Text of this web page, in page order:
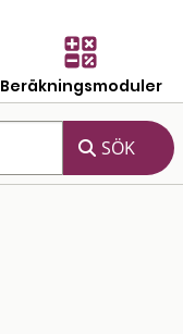
Beräkningsmoduler